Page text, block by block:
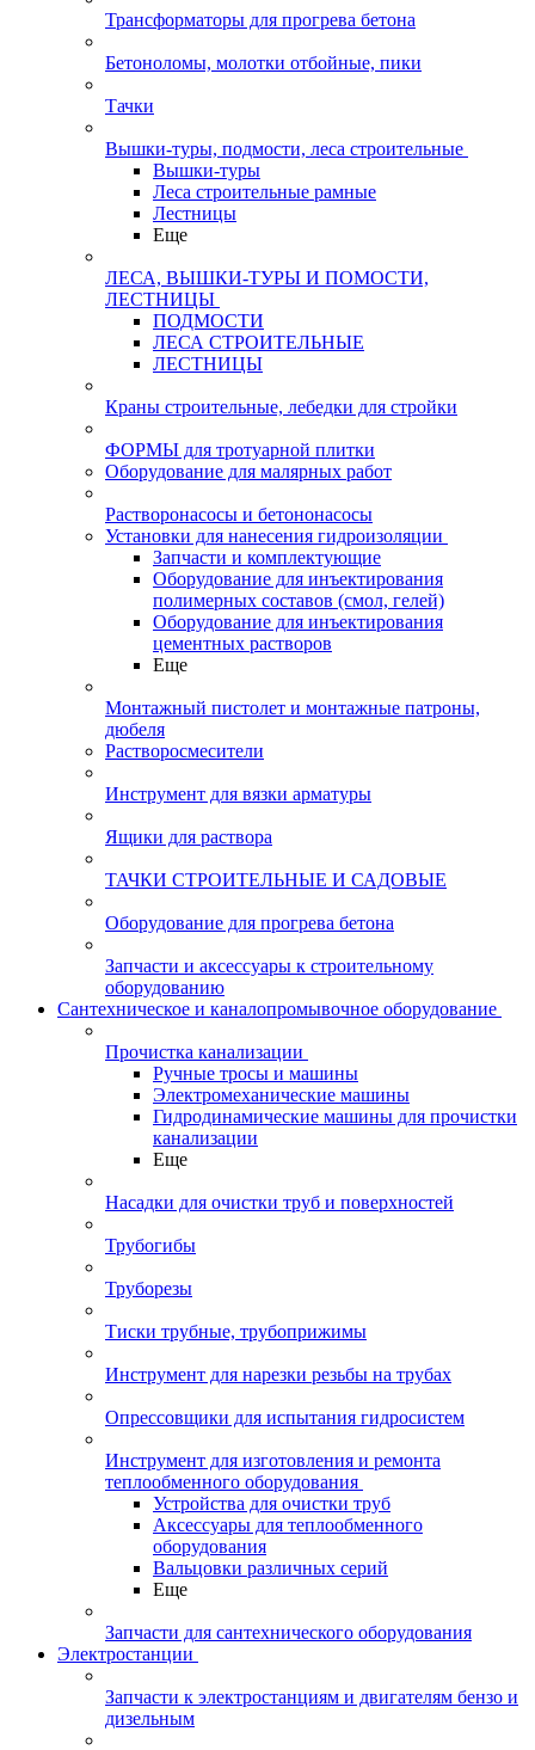
Трансформаторы для прогрева бетона
Бетоноломы, молотки отбойные, пики
Тачки
Вышки-туры, подмости, леса строительные
Вышки-туры
Леса строительные рамные
Лестницы
Еще
ЛЕСА, ВЫШКИ-ТУРЫ И ПОМОСТИ,
ЛЕСТНИЦЫ
ПОДМОСТИ
ЛЕСА СТРОИТЕЛЬНЫЕ
ЛЕСТНИЦЫ
Краны строительные, лебедки для стройки
ФОРМЫ для тротуарной плитки
Оборудование для малярных работ
Растворонасосы и бетононасосы
Установки для нанесения гидроизоляции
Запчасти и комплектующие
Оборудование для инъектирования
полимерных составов (смол, гелей)
Оборудование для инъектирования
цементных растворов
Еще
Монтажный пистолет и монтажные патроны,
дюбеля
Растворосмесители
Инструмент для вязки арматуры
Ящики для раствора
ТАЧКИ СТРОИТЕЛЬНЫЕ И САДОВЫЕ
Оборудование для прогрева бетона
Запчасти и аксессуары к строительному
оборудованию
Сантехническое и каналопромывочное оборудование
Прочистка канализации
Ручные тросы и машины
Электромеханические машины
Гидродинамические машины для прочистки
канализации
Еще
Насадки для очистки труб и поверхностей
Трубогибы
Труборезы
Тиски трубные, трубоприжимы
Инструмент для нарезки резьбы на трубах
Опрессовщики для испытания гидросистем
Инструмент для изготовления и ремонта
теплообменного оборудования
Устройства для очистки труб
Аксессуары для теплообменного
оборудования
Вальцовки различных серий
Еще
Запчасти для сантехнического оборудования
Электростанции
Запчасти к электростанциям и двигателям бензо и
дизельным